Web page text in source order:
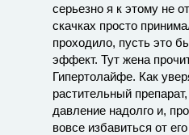
серьезно я к этому не
скачках просто
проходило, пусть это
эффект. Тут жена
Гипертолайфе. Как
растительный
давление надолго и,
вовсе избавиться от